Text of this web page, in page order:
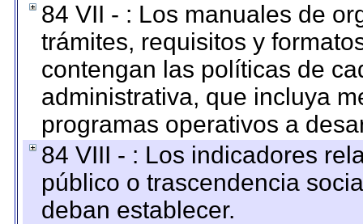
84 VII - : Los manuales de
trámites, requisitos y
contengan las políticas de
administrativa, que incluya
programas operativos a
84 VIII - : Los indicadores
público o trascendencia
deban establecer.